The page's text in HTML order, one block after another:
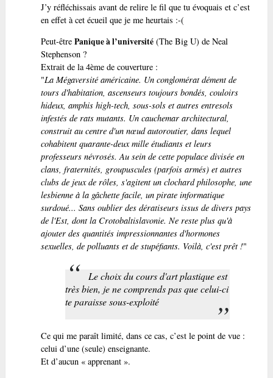
J’y réfléchissais avant de relire le fil que tu évoquais et c’est
en effet à cet écueil que je me heurtais :-(
Peut-être Panique à l’université(The Big U) de Neal
Stephenson ?
Extrait de la 4ème de couverture :
"La Mégaversité américaine. Un conglomérat dément de
tours d'habitation, ascenseurs toujours bondés, couloirs
hideux, amphis high-tech, sous-sols et autres entresols
infestés de rats mutants. Un cauchemar architectural,
construit au centre d'un nœud autoroutier, dans lequel
cohabitent quarante-deux mille étudiants et leurs
professeurs névrosés. Au sein de cette populace divisée en
clans, fraternités, groupuscules (parfois armés) et autres
clubs de jeux de rôles, s'agitent un clochard philosophe, une
lesbienne à la gâchette facile, un pirate informatique
surdoué... Sans oublier des dératiseurs issus de divers pays
de l'Est, dont la Crotobaltislavonie. Ne reste plus qu'à
ajouter des quantités impressionnantes d'hormones
sexuelles, de polluants et de stupéfiants. Voilà, c'est prêt !"
Le choix du cours d'art plastique est
très bien, je ne comprends pas que celui-ci
te paraisse sous-exploité
Ce qui me paraît limité, dans ce cas, c’est le point de vue :
celui d’une (seule) enseignante.
Et d’aucun « apprenant ».